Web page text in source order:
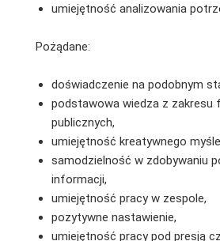
umiejętność analizowania
Pożądane:
doświadczenie na podobnym
podstawowa wiedza z zakresu
publicznych,
umiejętność kreatywnego
samodzielność w zdobywaniu
informacji,
umiejętność pracy w zespole,
pozytywne nastawienie,
umiejętność pracy pod presją